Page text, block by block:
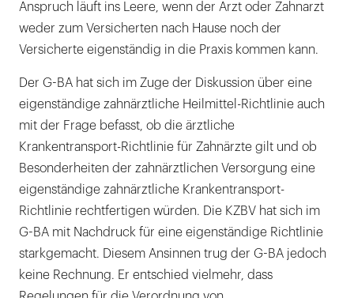
Anspruch läuft ins Leere, wenn der Arzt oder Zahnarzt
weder zum Versicherten nach Hause noch der
Versicherte eigenständig in die Praxis kommen kann.
Der G-BA hat sich im Zuge der Diskussion über eine
eigenständige zahnärztliche Heilmittel-Richtlinie auch
mit der Frage befasst, ob die ärztliche
Krankentransport-Richtlinie für Zahnärzte gilt und ob
Besonderheiten der zahnärztlichen Versorgung eine
eigenständige zahnärztliche Krankentransport-
Richtlinie rechtfertigen würden. Die KZBV hat sich im
G-BA mit Nachdruck für eine eigenständige Richtlinie
starkgemacht. Diesem Ansinnen trug der G-BA jedoch
keine Rechnung. Er entschied vielmehr, dass